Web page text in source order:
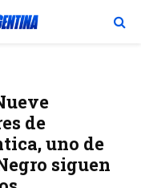
de
uno de
siguen